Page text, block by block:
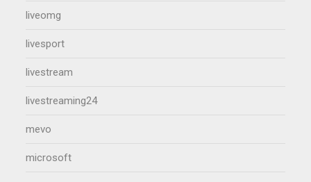
liveomg
livesport
livestream
livestreaming24
mevo
microsoft